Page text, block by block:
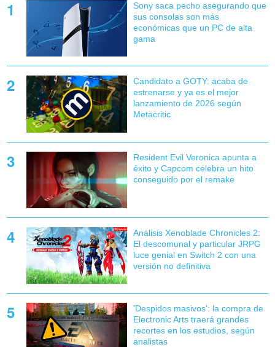
Sony saca pecho asegurando que
sus consolas son más
económicas que un PC de alta
gama
Candidato a GOTY: acaba de
estrenarse y ya es el mejor
lanzamiento de 2026 según
Metacritic
Resident Evil Veronica apunta a
éxito y Capcom celebra un hito
conseguido por el remake
Análisis Xenoblade Chronicles 2:
El descomunal y particular JRPG
luce genial en Switch 2 con una
versión no definitiva
'Despidos masivos': la compra de
Electronic Arts traerá grandes
recortes en los estudios, según
analistas